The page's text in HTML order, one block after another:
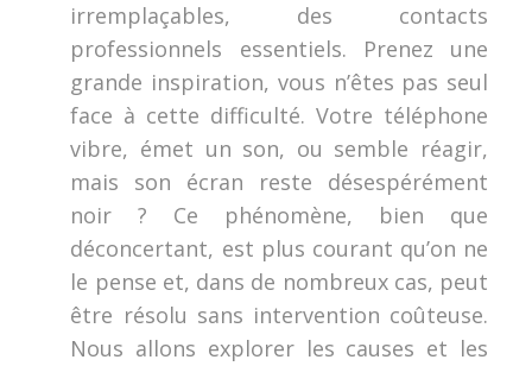
irremplaçables, des contacts
professionnels essentiels. Prenez une
grande inspiration, vous n’êtes pas seul
face à cette difficulté. Votre téléphone
vibre, émet un son, ou semble réagir,
mais son écran reste désespérément
noir ? Ce phénomène, bien que
déconcertant, est plus courant qu’on ne
le pense et, dans de nombreux cas, peut
être résolu sans intervention coûteuse.
Nous allons explorer les causes et les